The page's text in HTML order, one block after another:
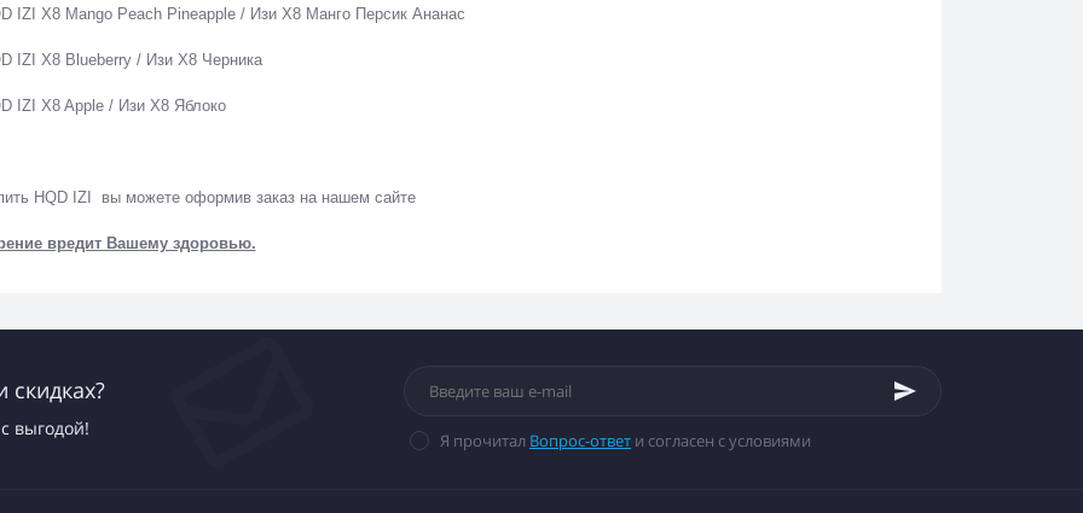
IZI X8 Mango Peach Pineapple / Изи Х8 Манго Персик Ананас
IZI X8 Blueberry / Изи Х8 Черника
IZI X8 Apple / Изи Х8 Яблоко
HQD IZI вы можете оформив заказ на нашем сайте
вредит Вашему здоровью.
скидках?
выгодой!
Я прочитал Вопрос-ответ и согласен с условиями